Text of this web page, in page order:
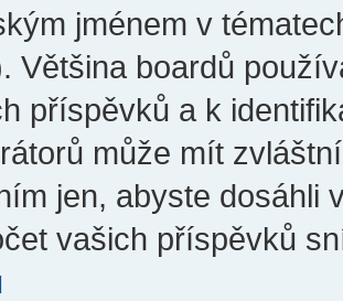
jménem v
Většina boardů
příspěvků a k
může mít
jen, abyste dosáhli
vašich příspěvků